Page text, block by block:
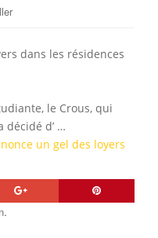
dans les résidences
le Crous, qui
décidé d’ …
un gel des loyers
.